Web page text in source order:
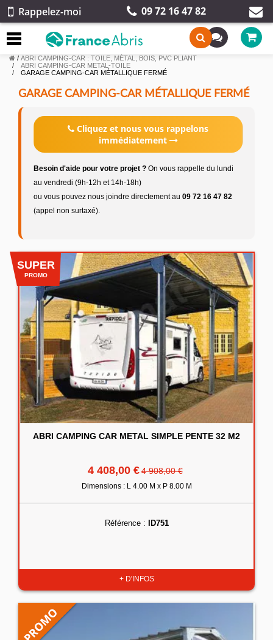
Rappelez-moi 09 72 16 47 82
/ ABRI CAMPING-CAR : TOILE, MÉTAL, BOIS, PVC PLIANT
ABRI CAMPING-CAR METAL-TOILE
GARAGE CAMPING-CAR MÉTALLIQUE FERMÉ
GARAGE CAMPING-CAR MÉTALLIQUE FERMÉ
Cliquez et nous vous rappelons
immédiatement
Besoin d'aide pour votre projet ? On vous rappelle du lundi
au vendredi (9h-12h et 14h-18h)
ou vous pouvez nous joindre directement au 09 72 16 47 82
(appel non surtaxé).
SUPER
PROMO
ABRI CAMPING CAR METAL SIMPLE PENTE 32 M2
4 408,00 €4 908,00 €
Dimensions : L 4.00 M x P 8.00 M
Référence : ID751
+ D'INFOS